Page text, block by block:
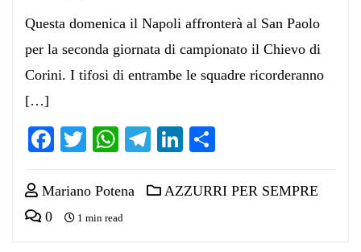
Questa domenica il Napoli affronterà al San Paolo
per la seconda giornata di campionato il Chievo di
Corini. I tifosi di entrambe le squadre ricorderanno
[…]
Facebook
TwitterWhatsApp
Telegram
LinkedIn
Mariano Potena
AZZURRI PER SEMPRE
0
1 min read